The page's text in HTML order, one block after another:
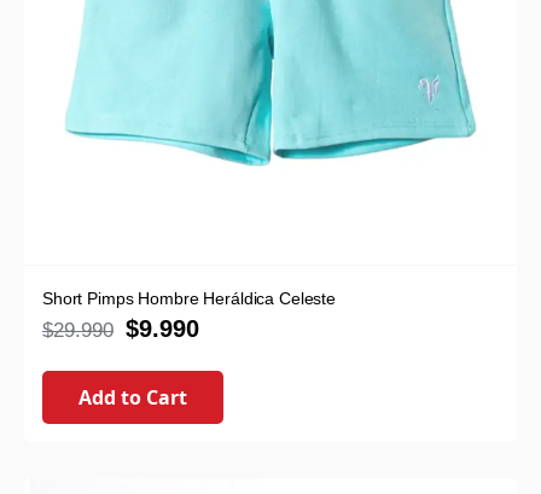
Short Pimps Hombre Heráldica Celeste
$29.990 $9.990
Add to Cart